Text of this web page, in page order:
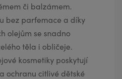
či balzámem.
bez parfemace a díky
olejům se snadno
těla i obličeje.
kosmetiky poskytují
ochranu citlivé dětské